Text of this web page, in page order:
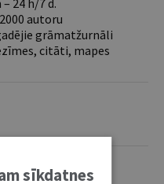
24 h/7 d.
autoru
grāmatžurnāli
citāti, mapes
sīkdatnes